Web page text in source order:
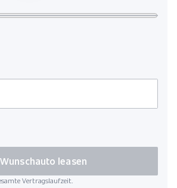
Vertragslaufzeit.
Wunschauto leasen